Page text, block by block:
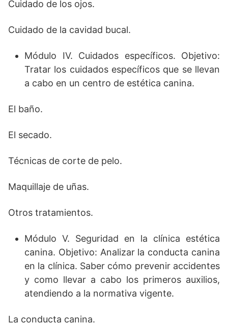
Cuidado de los ojos.
Cuidado de la cavidad bucal.
Módulo IV. Cuidados específicos. Objetivo:
Tratar los cuidados específicos que se llevan
a cabo en un centro de estética canina.
El baño.
El secado.
Técnicas de corte de pelo.
Maquillaje de uñas.
Otros tratamientos.
Módulo V. Seguridad en la clínica estética
canina. Objetivo: Analizar la conducta canina
en la clínica. Saber cómo prevenir accidentes
y como llevar a cabo los primeros auxilios,
atendiendo a la normativa vigente.
La conducta canina.